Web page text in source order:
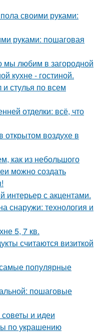
своими руками:
руками: пошаговая
мы любим в загородной
кухне - гостиной.
стулья по всем
отделки: всё, что
открытом воздухе в
как из небольшого
можно создать
интерьер с акцентами.
снаружи: технология и
5, 7 кв.
считаются визиткой
популярные
пошаговые
и идеи
по украшению